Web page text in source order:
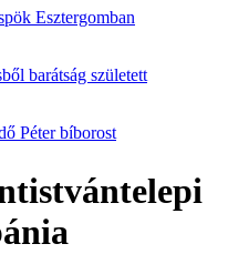
Esztergomban
barátság született
Péter bíborost